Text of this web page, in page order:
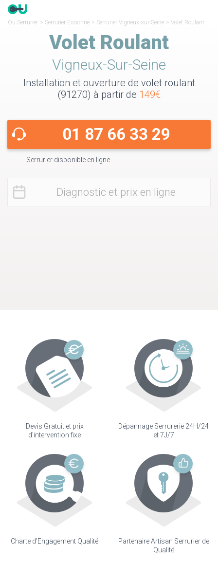
Ou Serrurier > Serrurier Essonne > Serrurier Vigneux-sur-Seine > Volet Roulant
Vigneux-sur-Seine
Volet Roulant
Vigneux-Sur-Seine
Installation et ouverture de volet roulant
(91270) à partir de 149€
01 87 66 33 29
Serrurier disponible en ligne
Diagnostic et prix en ligne
Devis Gratuit et prix
d'intervention fixe
Dépannage Serrurerie 24H/24
et 7J/7
Charte d'Engagement Qualité
Partenaire Artisan Serrurier de
Qualité